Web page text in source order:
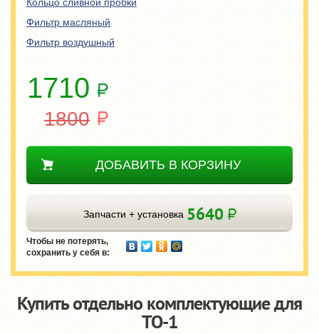
Фильтр масляный
Фильтр воздушный
1710
1800
ДОБАВИТЬ В КОРЗИНУ
Запчасти + установка 5640
Чтобы не потерять,
сохранить у себя в:
Купить отдельно комплектующие для
TO-1